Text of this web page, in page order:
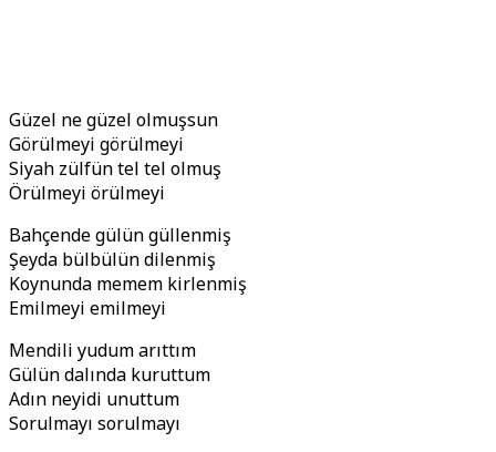
Güzel ne güzel olmuşsun
Görülmeyi görülmeyi
Siyah zülfün tel tel olmuş
Örülmeyi örülmeyi
Bahçende gülün güllenmiş
Şeyda bülbülün dilenmiş
Koynunda memem kirlenmiş
Emilmeyi emilmeyi
Mendili yudum arıttım
Gülün dalında kuruttum
Adın neyidi unuttum
Sorulmayı sorulmayı